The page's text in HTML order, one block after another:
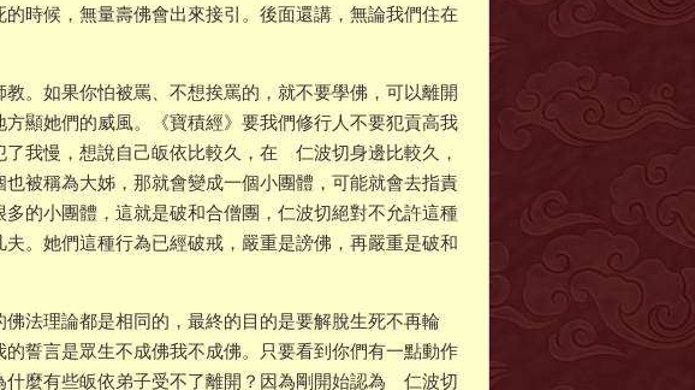
時候，無量壽佛會出來接引。後面還講，無論我們住在
。如果你怕被罵、不想挨罵的，就不要學佛，可以離開
顯她們的威風。《寶積經》要我們修行人不要犯貢高我
我慢，想說自己皈依比較久，在 仁波切身邊比較久，
被稱為大姊，那就會變成一個小團體，可能就會去指責
的小團體，這就是破和合僧團，仁波切絕對不允許這種
。她們這種行為已經破戒，嚴重是謗佛，再嚴重是破和
法理論都是相同的，最終的目的是要解脫生死不再輪
誓言是眾生不成佛我不成佛。只要看到你們有一點動作
麼有些皈依弟子受不了離開？因為剛開始認為 仁波切